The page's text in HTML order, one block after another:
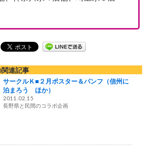
関連記事
サークルＫ■２月ポスター＆パンフ（信州に
泊まろう ほか）
2011.02.15
長野県と民間のコラボ企画